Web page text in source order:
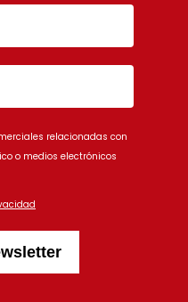
relacionadas con
o medios electrónicos